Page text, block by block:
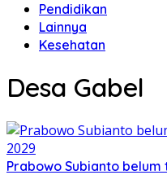
Pendidikan
Lainnya
Kesehatan
Desa Gabel
Prabowo Subianto